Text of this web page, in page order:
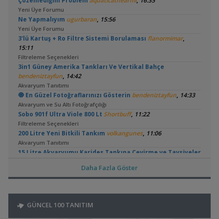
Yeni Üye Forumu
Ne Yapmalıyım ugurbaran, 15:56
Yeni Üye Forumu
3'lü Kartuş + Ro Filtre Sistemi Borulaması flanormimar,
15:11
Filtreleme Seçenekleri
3in1 Güney Amerika Tankları Ve Vertikal Bahçe
bendeniztayfun, 14:42
Akvaryum Tanıtımı
🧿 En Güzel Fotoğraflarınızı Gösterin bendeniztayfun, 14:33
Akvaryum ve Su Altı Fotoğrafçılığı
Sobo 901f Ultra Viole 800 Lt Shortbuff, 11:22
Filtreleme Seçenekleri
200 Litre Yeni Bitkili Tankım volkangunes, 11:06
Akvaryum Tanıtımı
15 Litre Akvaryumu Karides Tankına Çevirme ve Tavsiyeler
Akvaryum ve Tür Tavsiyesi
Sobo Aq 907 F Dış Filtre Pervane Ve MilOmerdrms,00:02
Sobo Aq 900 Serisi Dış Filtre
Filtreleme Seçenekleri
Daha Fazla Göster
GÜNCEL 100 TANITIM